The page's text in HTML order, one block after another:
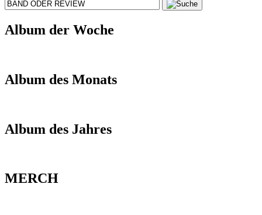
Album der Woche
Album des Monats
Album des Jahres
MERCH